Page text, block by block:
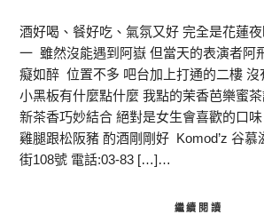
酒好喝、餐好吃、氣氛又好 完全是花蓮
一 ⁡ 雖然沒能遇到阿嶽 但當天的表演者阿
癡如醉 ⁡ 位置不多 吧台加上打通的二樓
小黑板有什麼點什麼 我點的茉香芭樂蜜
新茶香巧妙結合 絕對是女生會喜歡的口
雞腿跟松阪豬 酌酒剛剛好 ⁡ Komod’z 谷慕
街108號 電話:03-83 […]…
繼續閱讀